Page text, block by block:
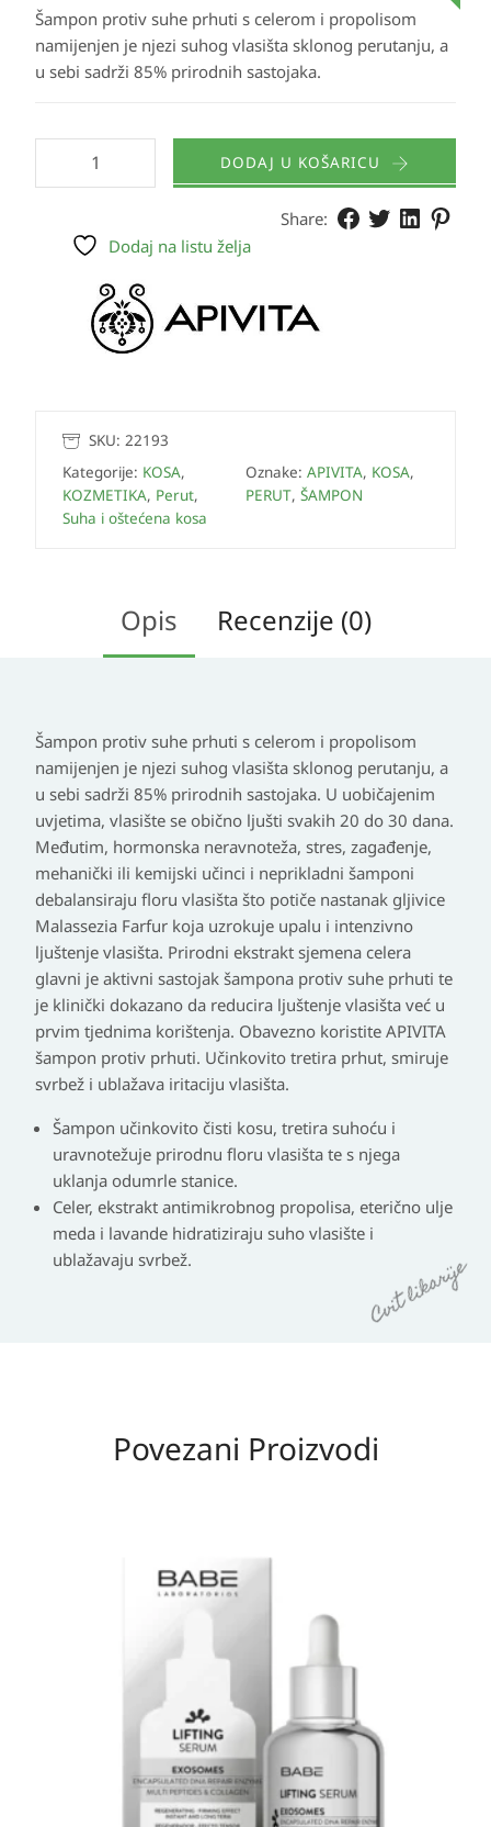
Šampon protiv suhe prhuti s celerom i propolisom
namijenjen je njezi suhog vlasišta sklonog perutanju, a
u sebi sadrži 85% prirodnih sastojaka.
DODAJ U KOŠARICU
Share:
Dodaj na listu želja
SKU: 22193
Kategorije: KOSA,
KOZMETIKA, Perut,
Suha i oštećena kosa
Oznake: APIVITA, KOSA,
PERUT, ŠAMPON
Opis Recenzije (0)
Šampon protiv suhe prhuti s celerom i propolisom
namijenjen je njezi suhog vlasišta sklonog perutanju, a
u sebi sadrži 85% prirodnih sastojaka. U uobičajenim
uvjetima, vlasište se obično ljušti svakih 20 do 30 dana.
Međutim, hormonska neravnoteža, stres, zagađenje,
mehanički ili kemijski učinci i neprikladni šamponi
debalansiraju floru vlasišta što potiče nastanak gljivice
Malassezia Farfur koja uzrokuje upalu i intenzivno
ljuštenje vlasišta. Prirodni ekstrakt sjemena celera
glavni je aktivni sastojak šampona protiv suhe prhuti te
je klinički dokazano da reducira ljuštenje vlasišta već u
prvim tjednima korištenja. Obavezno koristite APIVITA
šampon protiv prhuti. Učinkovito tretira prhut, smiruje
svrbež i ublažava iritaciju vlasišta.
Šampon učinkovito čisti kosu, tretira suhoću i
uravnotežuje prirodnu floru vlasišta te s njega
uklanja odumrle stanice.
Celer, ekstrakt antimikrobnog propolisa, eterično ulje
meda i lavande hidratiziraju suho vlasište i
ublažavaju svrbež.
Povezani Proizvodi